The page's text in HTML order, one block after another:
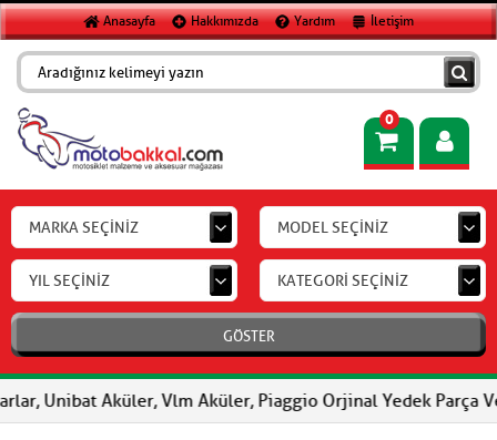
Anasayfa Hakkımızda Yardım İletişim
0
MARKA SEÇİNİZ MODEL SEÇİNİZ
YIL SEÇİNİZ KATEGORİ SEÇİNİZ
GÖSTER
Unibat Aküler, Vlm Aküler, Piaggio Orjinal Yedek Parça